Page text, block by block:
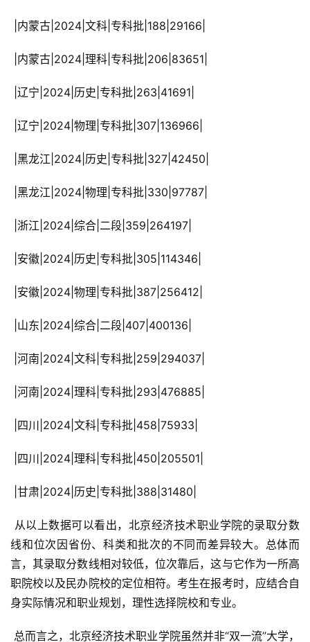
|内蒙古|2024|文科|专科批|188|29166|
|内蒙古|2024|理科|专科批|206|83651|
|辽宁|2024|历史|专科批|263|41691|
|辽宁|2024|物理|专科批|307|136966|
|黑龙江|2024|历史|专科批|327|42450|
|黑龙江|2024|物理|专科批|330|97787|
|浙江|2024|综合|二段|359|264197|
|安徽|2024|历史|专科批|305|114346|
|安徽|2024|物理|专科批|387|256412|
|山东|2024|综合|二段|407|400136|
|河南|2024|文科|专科批|259|294037|
|河南|2024|理科|专科批|293|476885|
|四川|2024|文科|专科批|458|75933|
|四川|2024|理科|专科批|450|205501|
|甘肃|2024|历史|专科批|388|31480|
线和位次因省份、科类和批次的不同而差异较大。总体而
言，其录取分数线相对较低，位次靠后，这与它作为一所高
职院校以及民办院校的定位相符。考生在报考时，应结合自
身实际情况和职业规划，理性选择院校和专业。